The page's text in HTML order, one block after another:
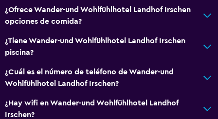
¿Ofrece Wander-und Wohlfühlhotel Landhof Irschen
opciones de comida?
¿Tiene Wander-und Wohlfühlhotel Landhof Irschen
piscina?
¿Cuál es el número de teléfono de Wander-und
Wohlfühlhotel Landhof Irschen?
¿Hay wifi en Wander-und Wohlfühlhotel Landhof
Irschen?